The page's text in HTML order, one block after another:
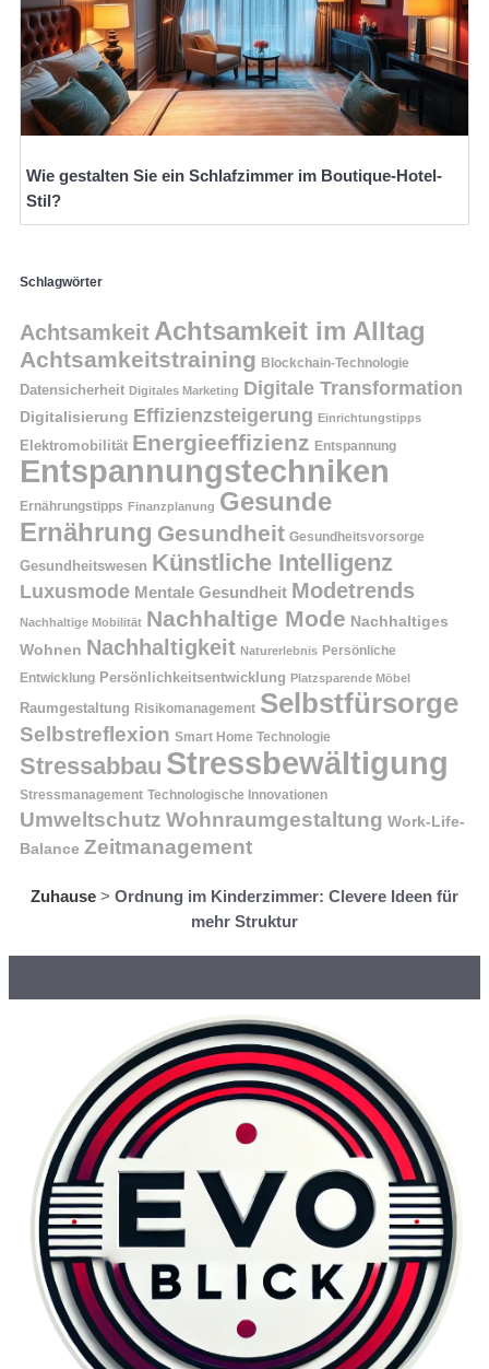
Wie gestalten Sie ein Schlafzimmer im Boutique-Hotel-
Stil?
Schlagwörter
Achtsamkeit Achtsamkeit im Alltag
Achtsamkeitstraining Blockchain-Technologie
Datensicherheit Digitales Marketing Digitale Transformation
Digitalisierung Effizienzsteigerung Einrichtungstipps
Elektromobilität Energieeffizienz Entspannung
Entspannungstechniken
Ernährungstipps Finanzplanung Gesunde
Ernährung Gesundheit Gesundheitsvorsorge
Gesundheitswesen Künstliche Intelligenz
Luxusmode Mentale Gesundheit Modetrends
Nachhaltige Mobilität Nachhaltige Mode Nachhaltiges
Wohnen Nachhaltigkeit Naturerlebnis Persönliche
Entwicklung Persönlichkeitsentwicklung Platzsparende Möbel
Raumgestaltung Risikomanagement Selbstfürsorge
Selbstreflexion Smart Home Technologie
Stressabbau Stressbewältigung
Stressmanagement Technologische Innovationen
Umweltschutz Wohnraumgestaltung Work-Life-
Balance Zeitmanagement
Zuhause > Ordnung im Kinderzimmer: Clevere Ideen für
mehr Struktur